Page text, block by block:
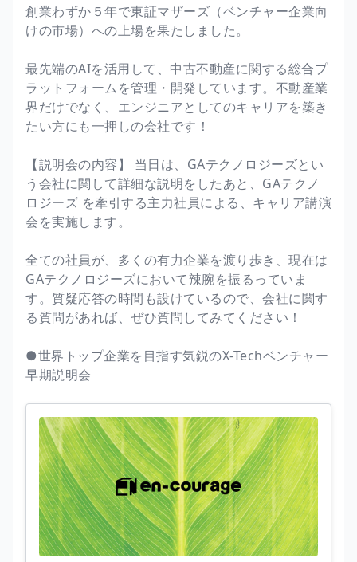
創業わずか５年で東証マザーズ（ベンチャー企業向
けの市場）への上場を果たしました。
最先端のAIを活用して、中古不動産に関する総合プ
ラットフォームを管理・開発しています。不動産業
界だけでなく、エンジニアとしてのキャリアを築き
たい方にも一押しの会社です！
【説明会の内容】 当日は、GAテクノロジーズとい
う会社に関して詳細な説明をしたあと、GAテクノ
ロジーズ を牽引する主力社員による、キャリア講演
会を実施します。
全ての社員が、多くの有力企業を渡り歩き、現在は
GAテクノロジーズにおいて辣腕を振るっていま
す。質疑応答の時間も設けているので、会社に関す
る質問があれば、ぜひ質問してみてください！
●世界トップ企業を目指す気鋭のX-Techベンチャー
早期説明会